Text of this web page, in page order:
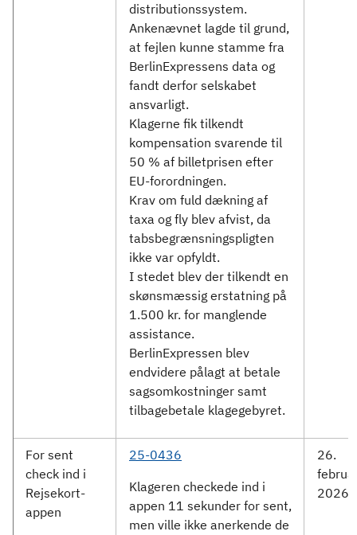
distributionssystem.
Ankenævnet lagde til grund,
at fejlen kunne stamme fra
BerlinExpressens data og
fandt derfor selskabet
ansvarligt.
Klagerne fik tilkendt
kompensation svarende til
50 % af billetprisen efter
EU-forordningen.
Krav om fuld dækning af
taxa og fly blev afvist, da
tabsbegrænsningspligten
ikke var opfyldt.
I stedet blev der tilkendt en
skønsmæssig erstatning på
1.500 kr. for manglende
assistance.
BerlinExpressen blev
endvidere pålagt at betale
sagsomkostninger samt
tilbagebetale klagegebyret.
For sent
check ind i
Rejsekort-
appen
25-0436
Klageren checkede ind i
appen 11 sekunder for sent,
men ville ikke anerkende de
26.
2026